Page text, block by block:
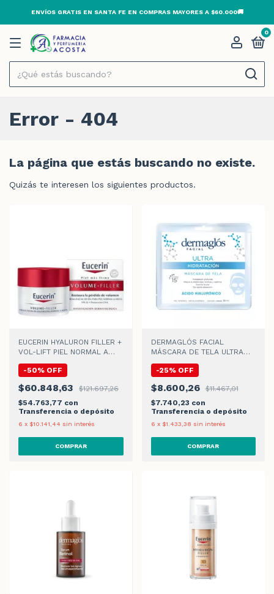
ENVÍOS GRATIS EN SANTA FE EN COMPRAS MAYORES A $60.000🚚
0
Error - 404
La página que estás buscando no existe.
Quizás te interesen los siguientes productos.
EUCERIN HYALURON FILLER +
VOL-LIFT PIEL NORMAL A
-50% OFF
$60.848,63
$121.697,26
$54.763,77 con
Transferencia o depósito
6 x $10.141,44 sin interés
DERMAGLÓS FACIAL
MÁSCARA DE TELA ULTRA
-25% OFF
$8.600,26
$11.467,01
$7.740,23 con
Transferencia o depósito
6 x $1.433,38 sin interés